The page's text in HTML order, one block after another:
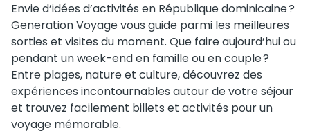
Envie d’idées d’activités en République dominicaine ?
Generation Voyage vous guide parmi les meilleures
sorties et visites du moment. Que faire aujourd’hui ou
pendant un week-end en famille ou en couple ?
Entre plages, nature et culture, découvrez des
expériences incontournables autour de votre séjour
et trouvez facilement billets et activités pour un
voyage mémorable.